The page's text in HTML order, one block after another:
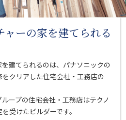
ャーの家を建てられる
建てられるのは、パナソニックの
をクリアした住宅会社・工務店の
ープの住宅会社・工務店はテクノ
受けたビルダーです。